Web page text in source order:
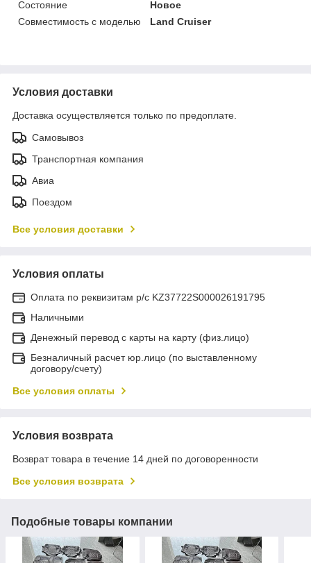
Состояние
Новое
Совместимость с моделью
Land Cruiser
Условия доставки
Доставка осуществляется только по предоплате.
Самовывоз
Транспортная компания
Авиа
Поездом
Все условия доставки
Условия оплаты
Оплата по реквизитам р/с KZ37722S000026191795
Наличными
Денежный перевод с карты на карту (физ.лицо)
Безналичный расчет юр.лицо (по выставленному
договору/счету)
Все условия оплаты
Условия возврата
Возврат товара в течение 14 дней по договоренности
Все условия возврата
Подобные товары компании